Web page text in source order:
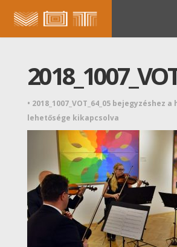
• 2018_1007_VOT_64_05 bejegyzéshez a
lehetősége kikapcsolva